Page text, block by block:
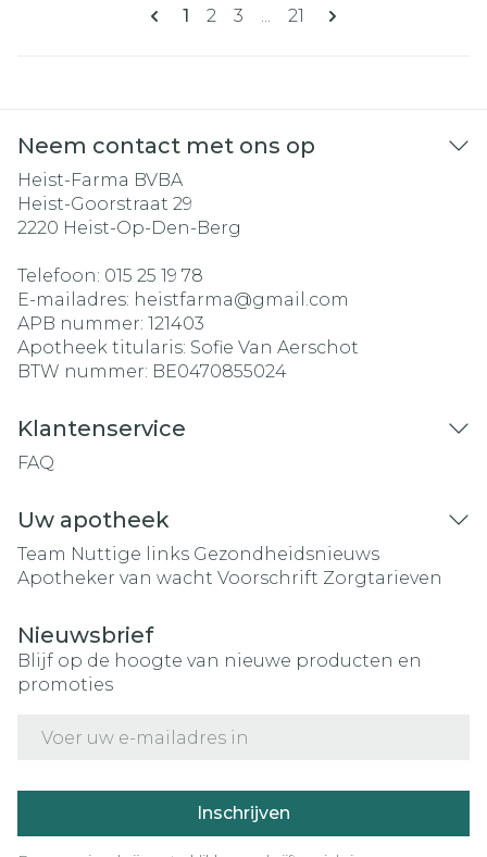
Pagina's
U lees momenteel pagina
1 Pagina
2 Pagina
3 ... Pagina
21
Neem contact met ons op
Heist-Farma BVBA
Heist-Goorstraat 29
2220 Heist-Op-Den-Berg
Telefoon: 015 25 19 78
E-mailadres: heistfarma@gmail.com
APB nummer: 121403
Apotheek titularis: Sofie Van Aerschot
BTW nummer: BE0470855024
Klantenservice
FAQ
Uw apotheek
Team Nuttige links Gezondheidsnieuws
Apotheker van wacht Voorschrift Zorgtarieven
Nieuwsbrief
Blijf op de hoogte van nieuwe producten en
promoties
Inschrijven